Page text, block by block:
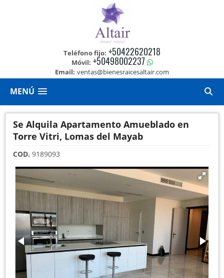
Teléfono fijo: +50422620218
Móvil: +50498002237
Email: ventas@bienesraicesaltair.com
MENÚ
Se Alquila Apartamento Amueblado en
Torre Vitri, Lomas del Mayab
COD. 9189093